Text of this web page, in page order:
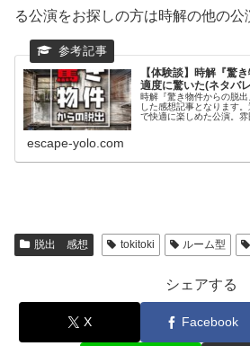
る公演をお探しの方は時解の他の公
【体験談】時解『驚
適度に驚いた(ネタバ
時解『驚き物件からの脱
した感想記事となります
で快適に楽しめた公演。
escape-yolo.com
脱出 感想 tokitoki ルーム型
シェアする
X Facebook